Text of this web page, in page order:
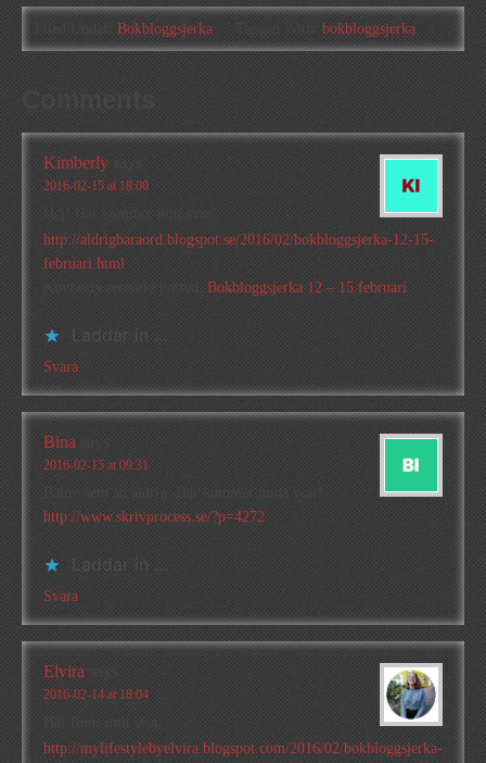
…
Bokbloggsjerka Tagged With: bokbloggsjerka
Comments
Kimberly
2016-02-15 at 18:00
http://aldrigbaraord.blogspot.se/2016/02/bokbloggsjerka-12-15-
februari.html
Kimberly recently posted.. Bokbloggsjerka 12 – 15 februari
Laddar in …
Svara
Bina
2016-02-15 at 09:31
Bättre sent än aldrig. Här kommer mina svar!
http://www.skrivprocess.se/?p=4272
Laddar in …
Svara
Elvira
2016-02-14 at 18:04
Här finns mitt svar:
http://mylifestylebyelvira.blogspot.com/2016/02/bokbloggsjerka-